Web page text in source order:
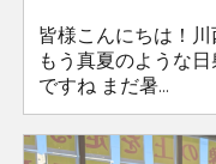
皆様こんにちは！川
もう真夏のような
ですね まだ暑...